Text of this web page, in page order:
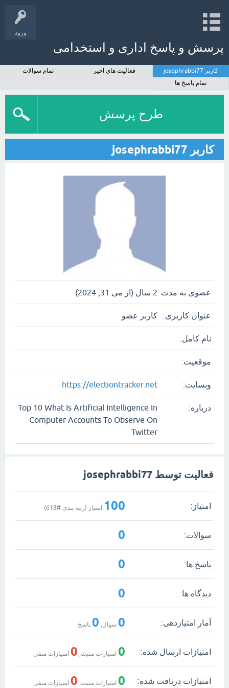
ورود
پرسش و پاسخ اداری و استخدامی
کاربر josephrabbi77 فعالیت های اخیر
تمام سوالات
تمام پاسخ ها
طرح پرسش
کاربر josephrabbi77
عضوی به مدت 2 سال (از می 31, 2024)
عنوان کاربری: کاربر عضو
نام کامل:
موقعیت:
وبسایت: https://electiontracker.net
درباره:
Top 10 What Is Artificial Intelligence In
Computer Accounts To Observe On
Twitter
فعالیت توسط josephrabbi77
امتیاز: 100 امتیاز (رتبه بندی #613
)
سوالات: 0
پاسخ ها: 0
دیدگاه ها: 0
آمار امتیازدهی: 0 سوال, 0 پاسخ
امتیازات ارسال شده: 0 امتیازات مثبت, 0 امتیازات منفی
امتیازات دریافت شده: 0 امتیازات مثبت, 0 امتیازات منفی